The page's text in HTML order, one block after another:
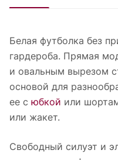
Белая футболка без
гардероба. Прямая
и овальным вырезом
основой для
ее с юбкой или
или жакет.
Свободный силуэт и